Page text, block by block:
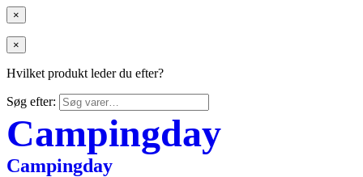
×
×
Hvilket produkt leder du efter?
Søg efter:
Campingday
Campingday